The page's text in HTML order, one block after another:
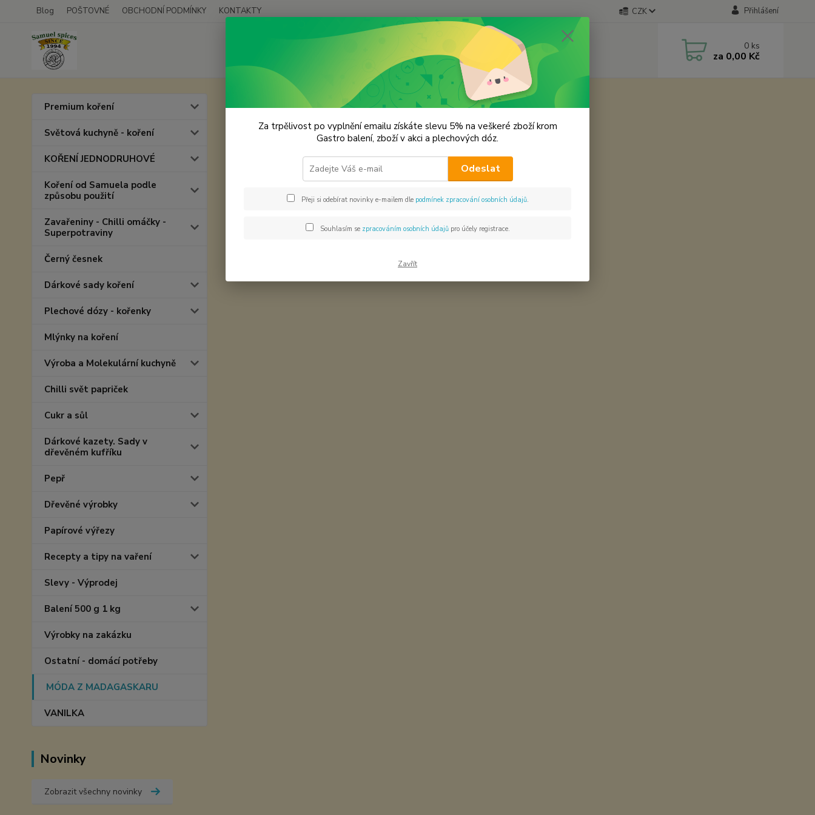
Blog POŠTOVNÉ OBCHODNÍ PODMÍNKY KONTAKTY CZK Přihlášení
0 ks
za 0,00 Kč
Premium koření
Světová kuchyně - koření
KOŘENÍ JEDNODRUHOVÉ
Koření od Samuela podle
způsobu použití
Zavařeniny - Chilli omáčky -
Superpotraviny
Černý česnek
Dárkové sady koření
Plechové dózy - kořenky
Mlýnky na koření
Výroba a Molekulární kuchyně
Chilli svět papriček
Cukr a sůl
Dárkové kazety. Sady v
dřevěném kufříku
Pepř
Dřevěné výrobky
Papírové výřezy
Recepty a tipy na vaření
Slevy - Výprodej
Balení 500 g 1 kg
Výrobky na zakázku
Ostatní - domácí potřeby
MÓDA Z MADAGASKARU
VANILKA
Novinky
Zobrazit všechny novinky
Za trpělivost po vyplnění emailu získáte slevu 5% na veškeré zboží krom
Gastro balení, zboží v akci a plechových dóz.
Odeslat
Přeji si odebírat novinky e-mailem dle podmínek zpracování osobních údajů.
Souhlasím se zpracováním osobních údajůpro účely registrace.
Zavřít